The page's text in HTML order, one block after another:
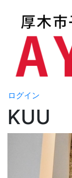
ログイン
KUU